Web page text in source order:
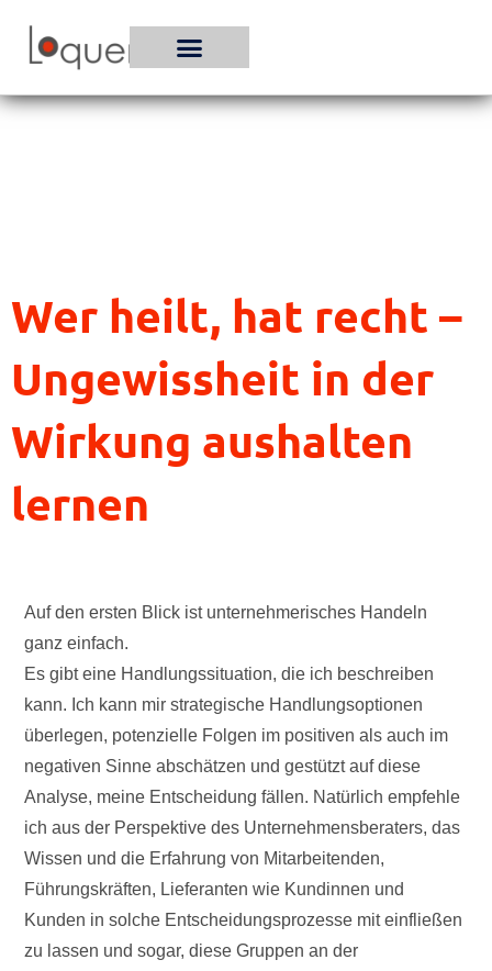
Inhalt
Wer heilt, hat recht –
Ungewissheit in der
Wirkung aushalten
lernen
Auf den ersten Blick ist unternehmerisches Handeln
ganz einfach.
Es gibt eine Handlungssituation, die ich beschreiben
kann. Ich kann mir strategische Handlungsoptionen
überlegen, potenzielle Folgen im positiven als auch im
negativen Sinne abschätzen und gestützt auf diese
Analyse, meine Entscheidung fällen. Natürlich empfehle
ich aus der Perspektive des Unternehmensberaters, das
Wissen und die Erfahrung von Mitarbeitenden,
Führungskräften, Lieferanten wie Kundinnen und
Kunden in solche Entscheidungsprozesse mit einfließen
zu lassen und sogar, diese Gruppen an der